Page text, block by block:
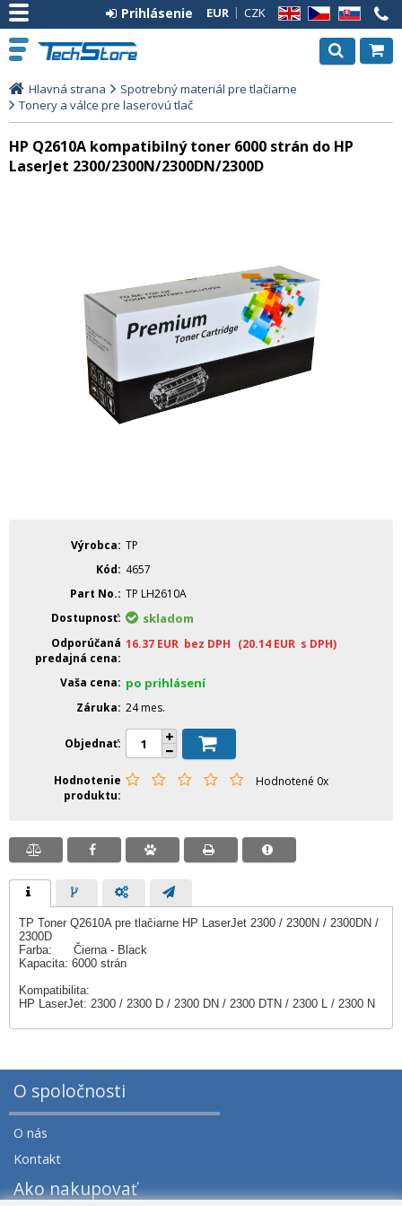
EN CZ SK
EUR CZK
Prihlásenie
Hlavná strana
Spotrebný materiál pre tlačiarne
Tonery a válce pre laserovú tlač
HP Q2610A kompatibilný toner 6000 strán do HP
LaserJet 2300/2300N/2300DN/2300D
Výrobca TP
Kód
4657
Part No. TP LH2610A
Dostupnosť
skladom
Odporúčaná
predajná cena
16.37 EUR bez DPH (20.14 EUR s DPH)
Vaša cena po prihlásení
Záruka 24 mes.
Objednať
Hodnotenie
produktu
Hodnotené 0x
TP Toner Q2610A pre tlačiarne HP LaserJet 2300 / 2300N / 2300DN /
2300D
Farba: Čierna - Black
Kapacita: 6000 strán
Kompatibilita:
HP LaserJet: 2300 / 2300 D / 2300 DN / 2300 DTN / 2300 L / 2300 N
O spoločnosti
O nás
Kontakt
Ako nakupovať